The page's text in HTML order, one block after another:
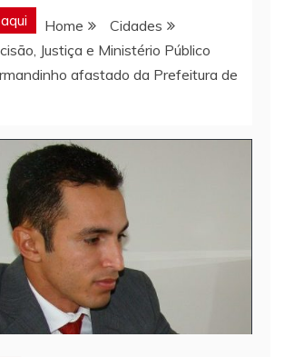
Home
Cidades
Justiça e Ministério Público
afastado da Prefeitura de